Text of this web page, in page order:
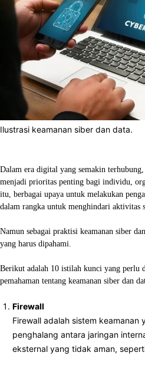
Ilustrasi keamanan siber dan data.
Dalam era digital yang semakin terhubung,
menjadi prioritas penting bagi individu,
itu, berbagai upaya untuk melakukan
dalam rangka untuk menghindari aktivitas
Namun sebagai praktisi keamanan siber
yang harus dipahami.
Berikut adalah 10 istilah kunci yang perlu
pemahaman tentang keamanan siber dan
Firewall
Firewall adalah sistem
penghalang antara jaringan
eksternal yang tidak aman,